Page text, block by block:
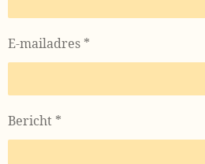
E-mailadres *
Bericht *